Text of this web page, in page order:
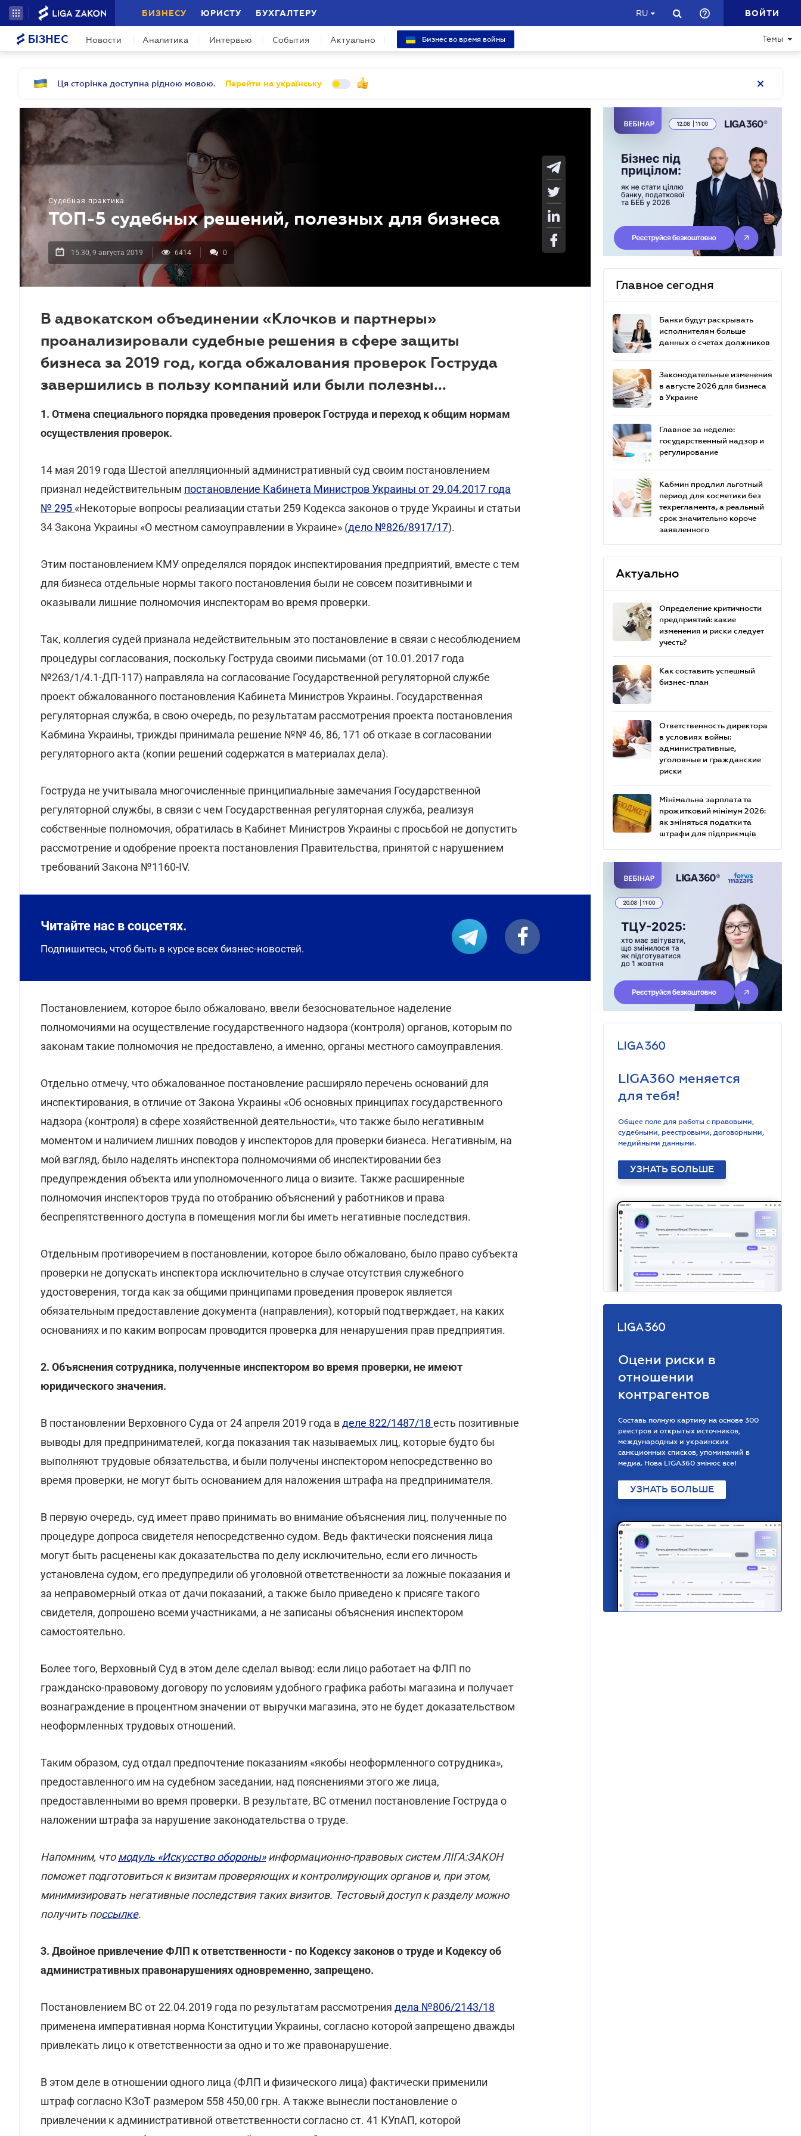
БИЗНЕСУ ЮРИСТУ БУХГАЛТЕРУ RU ВОЙТИ
БІЗНЕС Новости Аналитика Интервью События Актуально Бизнес во время войны Темы
Ця сторінка доступна рідною мовою. Перейти на українську
Судебная практика
ТОП-5 судебных решений, полезных для бизнеса
15.30, 9 августа 2019 6414 0
В адвокатском объединении «Клочков и партнеры»
проанализировали судебные решения в сфере защиты
бизнеса за 2019 год, когда обжалования проверок Гоструда
завершились в пользу компаний или были полезны...
1. Отмена специального порядка проведения проверок Гоструда и переход к общим нормам
осуществления проверок.
14 мая 2019 года Шестой апелляционный административный суд своим постановлением
признал недействительным постановление Кабинета Министров Украины от 29.04.2017 года
№ 295 «Некоторые вопросы реализации статьи 259 Кодекса законов о труде Украины и статьи
34 Закона Украины «О местном самоуправлении в Украине» (дело №826/8917/17).
Этим постановлением КМУ определялся порядок инспектирования предприятий, вместе с тем
для бизнеса отдельные нормы такого постановления были не совсем позитивными и
оказывали лишние полномочия инспекторам во время проверки.
Так, коллегия судей признала недействительным это постановление в связи с несоблюдением
процедуры согласования, поскольку Гоструда своими письмами (от 10.01.2017 года
№263/1/4.1-ДП-117) направляла на согласование Государственной регуляторной службе
проект обжалованного постановления Кабинета Министров Украины. Государственная
регуляторная служба, в свою очередь, по результатам рассмотрения проекта постановления
Кабмина Украины, трижды принимала решение №№ 46, 86, 171 об отказе в согласовании
регуляторного акта (копии решений содержатся в материалах дела).
Гоструда не учитывала многочисленные принципиальные замечания Государственной
регуляторной службы, в связи с чем Государственная регуляторная служба, реализуя
собственные полномочия, обратилась в Кабинет Министров Украины с просьбой не допустить
рассмотрение и одобрение проекта постановления Правительства, принятой с нарушением
требований Закона №1160-IV.
Читайте нас в соцсетях.
Подпишитесь, чтоб быть в курсе всех бизнес-новостей.
Постановлением, которое было обжаловано, ввели безосновательное наделение
полномочиями на осуществление государственного надзора (контроля) органов, которым по
законам такие полномочия не предоставлено, а именно, органы местного самоуправления.
Отдельно отмечу, что обжалованное постановление расширяло перечень оснований для
инспектирования, в отличие от Закона Украины «Об основных принципах государственного
надзора (контроля) в сфере хозяйственной деятельности», что также было негативным
моментом и наличием лишних поводов у инспекторов для проверки бизнеса. Негативным, на
мой взгляд, было наделять инспектора полномочиями об инспектировании без
предупреждения объекта или уполномоченного лица о визите. Также расширенные
полномочия инспекторов труда по отобранию объяснений у работников и права
беспрепятственного доступа в помещения могли бы иметь негативные последствия.
Отдельным противоречием в постановлении, которое было обжаловано, было право субъекта
проверки не допускать инспектора исключительно в случае отсутствия служебного
удостоверения, тогда как за общими принципами проведения проверок является
обязательным предоставление документа (направления), который подтверждает, на каких
основаниях и по каким вопросам проводится проверка для ненарушения прав предприятия.
2. Объяснения сотрудника, полученные инспектором во время проверки, не имеют
юридического значения.
В постановлении Верховного Суда от 24 апреля 2019 года вделе 822/1487/18 есть позитивные
выводы для предпринимателей, когда показания так называемых лиц, которые будто бы
выполняют трудовые обязательства, и были получены инспектором непосредственно во
время проверки, не могут быть основанием для наложения штрафа на предпринимателя.
В первую очередь, суд имеет право принимать во внимание объяснения лиц, полученные по
процедуре допроса свидетеля непосредственно судом. Ведь фактически пояснения лица
могут быть расценены как доказательства по делу исключительно, если его личность
установлена судом, его предупредили об уголовной ответственности за ложные показания и
за неправомерный отказ от дачи показаний, а также было приведено к присяге такого
свидетеля, допрошено всеми участниками, а не записаны объяснения инспектором
самостоятельно.
Более того, Верховный Суд в этом деле сделал вывод: если лицо работает на ФЛП по
гражданско-правовому договору по условиям удобного графика работы магазина и получает
вознаграждение в процентном значении от выручки магазина, это не будет доказательством
неоформленных трудовых отношений.
Таким образом, суд отдал предпочтение показаниям «якобы неоформленного сотрудника»,
предоставленного им на судебном заседании, над пояснениями этого же лица,
предоставленными во время проверки. В результате, ВС отменил постановление Гоструда о
наложении штрафа за нарушение законодательства о труде.
Напомним, чтомодуль «Искусство обороны»информационно-правовых систем ЛІГА:ЗАКОН
поможет подготовиться к визитам проверяющих и контролирующих органов и, при этом,
минимизировать негативные последствия таких визитов. Тестовый доступ к разделу можно
получить поссылке.
3. Двойное привлечение ФЛП к ответственности - по Кодексу законов о труде и Кодексу об
административных правонарушениях одновременно, запрещено.
Постановлением ВС от 22.04.2019 года по результатам рассмотрения дела №806/2143/18
применена императивная норма Конституции Украины, согласно которой запрещено дважды
привлекать лицо к ответственности за одно и то же правонарушение.
В этом деле в отношении одного лица (ФЛП и физического лица) фактически применили
штраф согласно КЗоТ размером 558 450,00 грн. А также вынесли постановление о
привлечении к административной ответственности согласно ст. 41 КУпАП, которой
Главное сегодня
Банки будут раскрывать
исполнителям больше
данных о счетах должников
Законодательные изменения
в августе 2026 для бизнеса
в Украине
Главное за неделю:
государственный надзор и
регулирование
Кабмин продлил льготный
период для косметики без
техрегламента, а реальный
срок значительно короче
заявленного
Актуально
Определение критичности
предприятий: какие
изменения и риски следует
учесть?
Как составить успешный
бизнес-план
Ответственность директора
в условиях войны:
административные,
уголовные и гражданские
риски
Мінімальна зарплата та
прожитковий мінімум 2026:
як зміняться податки та
штрафи для підприємців
LIGA360 меняется
для тебя!
Общее поле для работы с правовыми,
судебными, реестровыми, договорными,
медийными данными.
УЗНАТЬ БОЛЬШЕ
Оцени риски в
отношении
контрагентов
Составь полную картину на основе 300
реестров и открытых источников,
международных и украинских
санкционных списков, упоминаний в
медиа. Нова LIGA360 змінює все!
УЗНАТЬ БОЛЬШЕ